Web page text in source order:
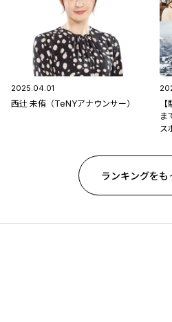
2025.04.01
西辻 未侑（TeNYアナウンサー）
ま
ス
ランキングをも